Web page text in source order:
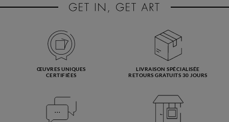
ŒUVRES UNIQUES
CERTIFIÉES
LIVRAISON SPÉCIALISÉE
RETOURS GRATUITS 30 JOURS